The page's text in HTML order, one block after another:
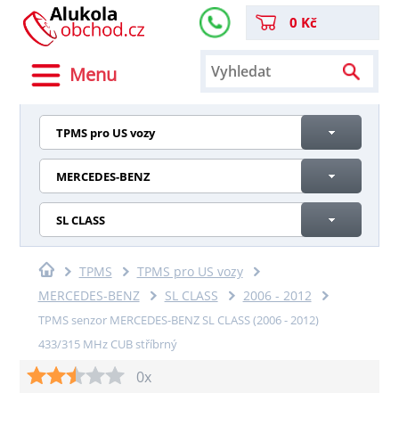
Menu
0 Kč
TPMS pro US vozy
MERCEDES-BENZ
SL CLASS
TPMS
TPMS pro US vozy
MERCEDES-BENZ
SL CLASS 2006 - 2012
TPMS senzor MERCEDES-BENZ SL CLASS (2006 - 2012)
433/315 MHz CUB stříbrný
0x